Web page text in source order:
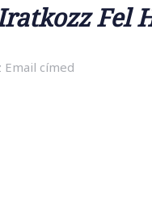
Fel